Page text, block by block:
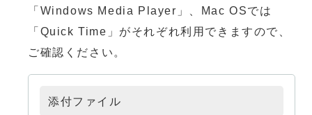
「Windows Media Player」、Mac OSでは
「Quick Time」がそれぞれ利用できますので、
ご確認ください。
添付ファイル